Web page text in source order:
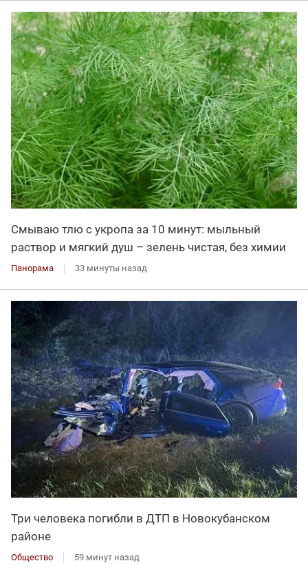
Смываю тлю с укропа за 10 минут: мыльный
раствор и мягкий душ – зелень чистая, без химии
Панорама 33 минуты назад
Три человека погибли в ДТП в Новокубанском
районе
Общество 59 минут назад